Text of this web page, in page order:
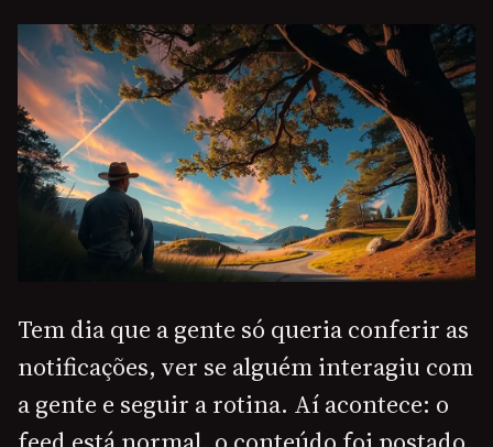
Tem dia que a gente só queria conferir as
notificações, ver se alguém interagiu com
a gente e seguir a rotina. Aí acontece: o